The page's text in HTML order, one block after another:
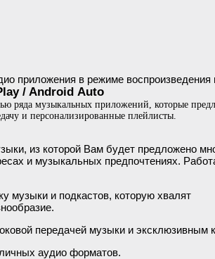
приложения в режиме воспроизведения
/ Android Auto
ряда музыкальных приложений, которые
и персонализированные плейлисты.
из которой Вам будет предложено
и музыкальных предпочтениях.
музыки и подкастов, которую хвалят
передачей музыки и эксклюзивным
аудио форматов.